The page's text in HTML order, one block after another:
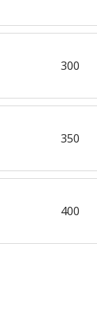
300
350
400